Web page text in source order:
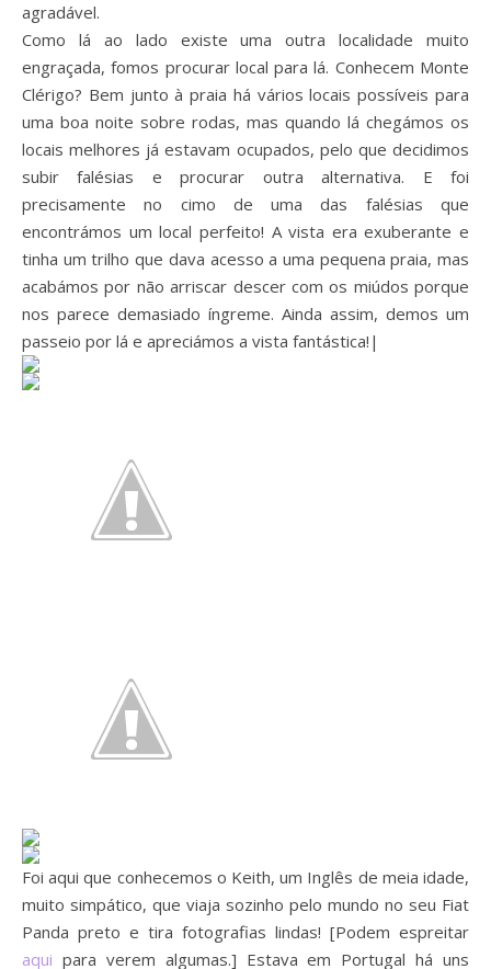
agradável.
Como lá ao lado existe uma outra localidade muito
engraçada, fomos procurar local para lá. Conhecem Monte
Clérigo? Bem junto à praia há vários locais possíveis para
uma boa noite sobre rodas, mas quando lá chegámos os
locais melhores já estavam ocupados, pelo que decidimos
subir falésias e procurar outra alternativa. E foi
precisamente no cimo de uma das falésias que
encontrámos um local perfeito! A vista era exuberante e
tinha um trilho que dava acesso a uma pequena praia, mas
acabámos por não arriscar descer com os miúdos porque
nos parece demasiado íngreme. Ainda assim, demos um
passeio por lá e apreciámos a vista fantástica!|
Foi aqui que conhecemos o Keith, um Inglês de meia idade,
muito simpático, que viaja sozinho pelo mundo no seu Fiat
Panda preto e tira fotografias lindas! [Podem espreitar
aqui para verem algumas.] Estava em Portugal há uns